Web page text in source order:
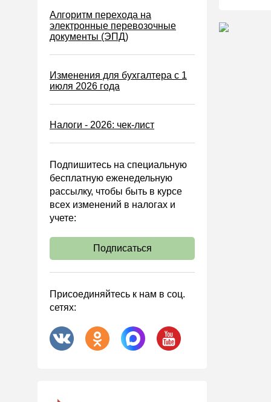
Статистика
Самозанятые
Банк
Онлайн-кассы ККТ ККМ
деятельности (АХД)
Охрана труда и аттестация
Охрана труда
Валютные операции
Налоговая система РФ
Налоговое планирование
Договоры
АО
Алгоритм перехода на
электронные перевозочные
документы (ЭПД)
Изменения для бухгалтера с 1
июля 2026 года
Налоги - 2026: чек-лист
Подпишитесь на специальную
бесплатную еженедельную
рассылку, чтобы быть в курсе
всех изменений в налогах и
учете:
Подписаться
Присоединяйтесь к нам в соц.
сетях: